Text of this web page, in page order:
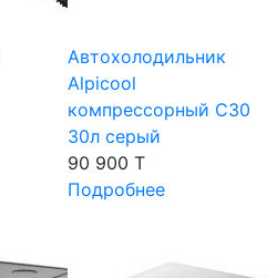
Автохолодильник
Alpicool
компрессорный C30
30л серый
90 900 T
Подробнее